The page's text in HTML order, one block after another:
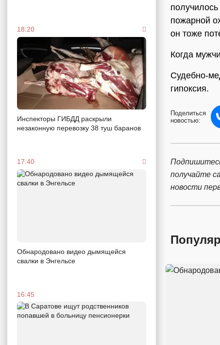
18:20
Инспекторы ГИБДД раскрыли
незаконную перевозку 38 туш баранов
17:40
Обнародовано видео дымящейся
свалки в Энгельсе
16:45
пожарной
он тоже
Когда
Судебно-
гипоксия.
Поделиться
новостью:
получайте
новости